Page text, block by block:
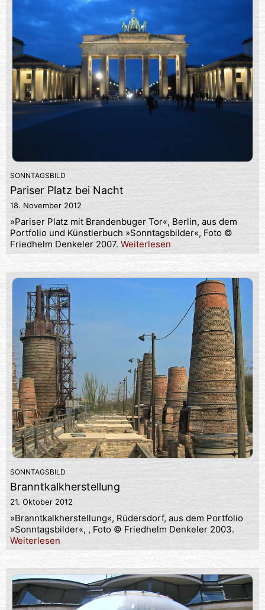
SONNTAGSBILD
Pariser Platz bei Nacht
18. November 2012
»Pariser Platz mit Brandenbuger Tor«, Berlin, aus dem
Portfolio und Künstlerbuch »Sonntagsbilder«, Foto ©
Friedhelm Denkeler 2007. Weiterlesen
SONNTAGSBILD
Branntkalkherstellung
21. Oktober 2012
»Branntkalkherstellung«, Rüdersdorf, aus dem Portfolio
»Sonntagsbilder«, , Foto © Friedhelm Denkeler 2003.
Weiterlesen